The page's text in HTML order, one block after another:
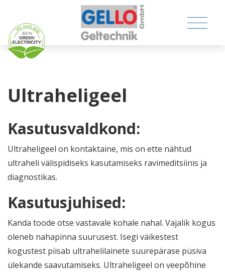
TECHNICAL PRODUCTS
COMPANY
CONTACT
Ultraheligeel
Kasutusvaldkond:
Ultraheligeel on kontaktaine, mis on ette nähtud
ultraheli välispidiseks kasutamiseks ravimeditsiinis ja
diagnostikas.
Kasutusjuhised:
Kanda toode otse vastavale kohale nahal. Vajalik kogus
oleneb nahapinna suurusest. Isegi väikestest
kogustest piisab ultrahelilainete suurepärase püsiva
ülekande saavutamiseks. Ultraheligeel on veepõhine